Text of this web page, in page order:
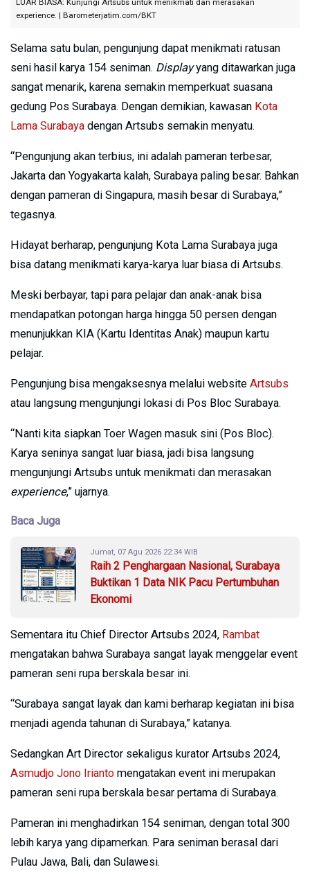
experience. | Barometerjatim.com/BKT
Selama satu bulan, pengunjung dapat menikmati ratusan
seni hasil karya 154 seniman. Displayyang ditawarkan juga
sangat menarik, karena semakin memperkuat suasana
gedung Pos Surabaya. Dengan demikian, kawasan Kota
Lama Surabaya dengan Artsubs semakin menyatu.
“Pengunjung akan terbius, ini adalah pameran terbesar,
Jakarta dan Yogyakarta kalah, Surabaya paling besar. Bahkan
dengan pameran di Singapura, masih besar di Surabaya,”
tegasnya.
Hidayat berharap, pengunjung Kota Lama Surabaya juga
bisa datang menikmati karya-karya luar biasa di Artsubs.
Meski berbayar, tapi para pelajar dan anak-anak bisa
mendapatkan potongan harga hingga 50 persen dengan
menunjukkan KIA (Kartu Identitas Anak) maupun kartu
pelajar.
Pengunjung bisa mengaksesnya melalui website Artsubs
atau langsung mengunjungi lokasi di Pos Bloc Surabaya.
“Nanti kita siapkan Toer Wagen masuk sini (Pos Bloc).
Karya seninya sangat luar biasa, jadi bisa langsung
mengunjungi Artsubs untuk menikmati dan merasakan
experience,” ujarnya.
Baca Juga
Jumat, 07 Agu 2026 22:34 WIB
Raih 2 Penghargaan Nasional, Surabaya
Buktikan 1 Data NIK Pacu Pertumbuhan
Ekonomi
Sementara itu Chief Director Artsubs 2024, Rambat
mengatakan bahwa Surabaya sangat layak menggelar event
pameran seni rupa berskala besar ini.
“Surabaya sangat layak dan kami berharap kegiatan ini bisa
menjadi agenda tahunan di Surabaya,” katanya.
Sedangkan Art Director sekaligus kurator Artsubs 2024,
Asmudjo Jono Irianto mengatakan event ini merupakan
pameran seni rupa berskala besar pertama di Surabaya.
Pameran ini menghadirkan 154 seniman, dengan total 300
lebih karya yang dipamerkan. Para seniman berasal dari
Pulau Jawa, Bali, dan Sulawesi.